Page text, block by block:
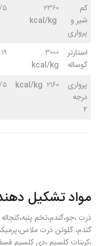
کم
شیر و
پرواری
۲۳۶۰
kcal/kg
استارتر
گوساله
۳۰۰۰
kcal/kg
۱۹
پرواری
درجه
۲
۲۱۶۰
مواد تشکیل
ذرت ،جو،گندم،تخم پنبه،کنجاله
گندم، گلوتن ذرت
،کربنات کلسیم ،دی کلسیم